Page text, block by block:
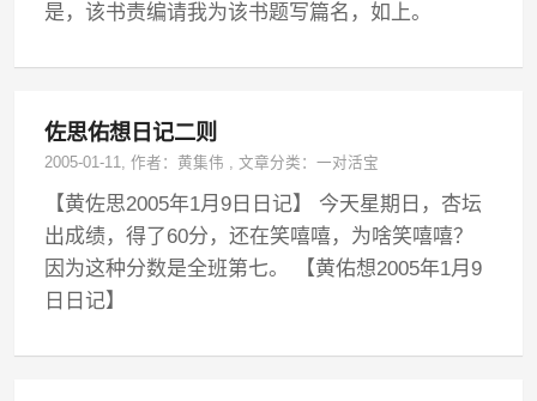
是，该书责编请我为该书题写篇名，如上。
佐思佑想日记二则
2005-01-11, 作者：黄集伟 ,文章分类：一对活宝
【黄佐思2005年1月9日日记】 今天星期日，杏坛
出成绩，得了60分，还在笑嘻嘻，为啥笑嘻嘻？
因为这种分数是全班第七。 【黄佑想2005年1月9
日日记】